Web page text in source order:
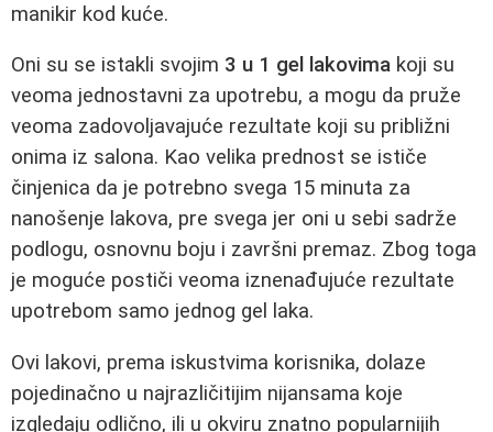
manikir kod kuće.
Oni su se istakli svojim 3 u 1 gel lakovima koji su
veoma jednostavni za upotrebu, a mogu da pruže
veoma zadovoljavajuće rezultate koji su približni
onima iz salona. Kao velika prednost se ističe
činjenica da je potrebno svega 15 minuta za
nanošenje lakova, pre svega jer oni u sebi sadrže
podlogu, osnovnu boju i završni premaz. Zbog toga
je moguće postiči veoma iznenađujuće rezultate
upotrebom samo jednog gel laka.
Ovi lakovi, prema iskustvima korisnika, dolaze
pojedinačno u najrazličitijim nijansama koje
izgledaju odlično, ili u okviru znatno popularnijih